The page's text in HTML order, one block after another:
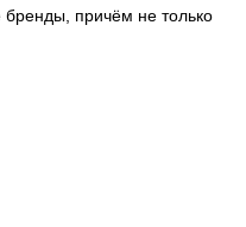
бренды, причём не только